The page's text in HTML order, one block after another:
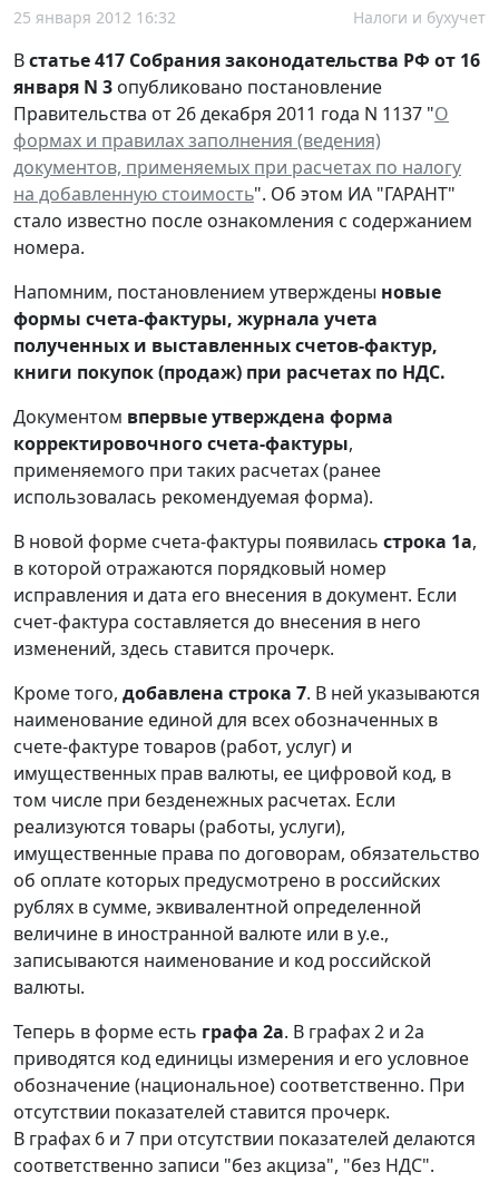
25 января 2012 16:32 Налоги и бухучет
Встатье 417 Собрания законодательства РФ от 16
января N 3 опубликовано постановление
Правительства от 26 декабря 2011 года N 1137 "О
формах и правилах заполнения (ведения)
документов, применяемых при расчетах по налогу
на добавленную стоимость". Об этом ИА "ГАРАНТ"
стало известно после ознакомления с содержанием
номера.
Напомним, постановлением утверждены новые
формы счета-фактуры, журнала учета
полученных и выставленных счетов-фактур,
книги покупок (продаж) при расчетах по НДС.
Документом впервые утверждена форма
корректировочного счета-фактуры,
применяемого при таких расчетах (ранее
использовалась рекомендуемая форма).
В новой форме счета-фактуры появилась строка 1а,
в которой отражаются порядковый номер
исправления и дата его внесения в документ. Если
счет-фактура составляется до внесения в него
изменений, здесь ставится прочерк.
Кроме того, добавлена строка 7. В ней указываются
наименование единой для всех обозначенных в
счете-фактуре товаров (работ, услуг) и
имущественных прав валюты, ее цифровой код, в
том числе при безденежных расчетах. Если
реализуются товары (работы, услуги),
имущественные права по договорам, обязательство
об оплате которых предусмотрено в российских
рублях в сумме, эквивалентной определенной
величине в иностранной валюте или в у.е.,
записываются наименование и код российской
валюты.
Теперь в форме есть графа 2а. В графах 2 и 2а
приводятся код единицы измерения и его условное
обозначение (национальное) соответственно. При
отсутствии показателей ставится прочерк.
В графах 6 и 7 при отсутствии показателей делаются
соответственно записи "без акциза", "без НДС".